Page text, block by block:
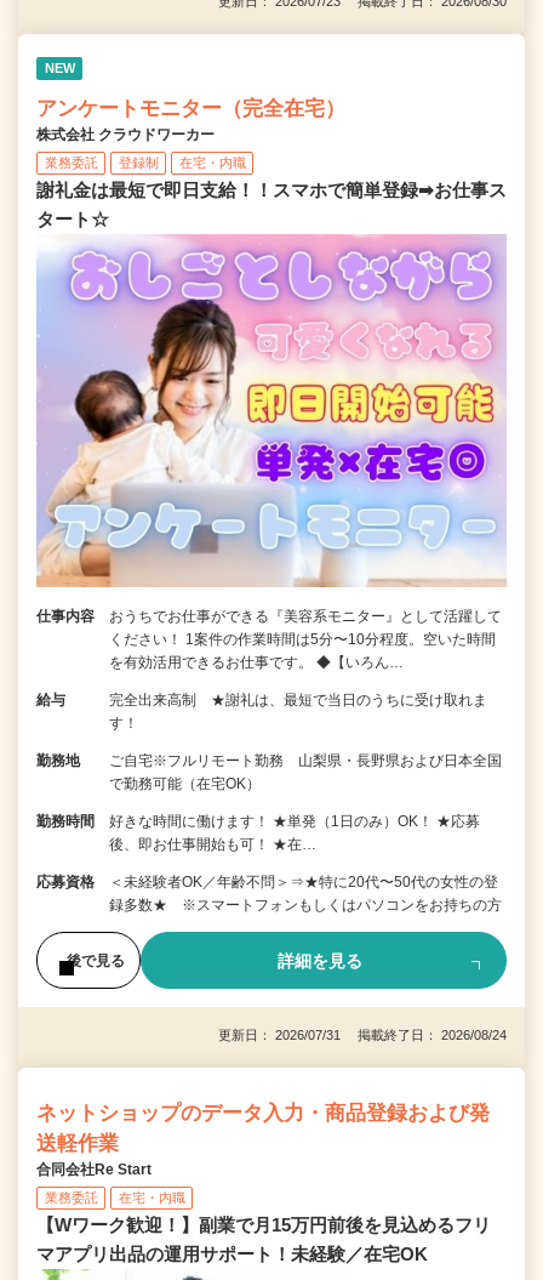
NEW
アンケートモニター（完全在宅）
株式会社 クラウドワーカー
業務委託 登録制 在宅・内職
謝礼金は最短で即日支給！！スマホで簡単登録➡お仕事ス
タート☆
仕事内容
おうちでお仕事ができる『美容系モニター』として活躍して
ください！ 1案件の作業時間は5分〜10分程度。空いた時間
を有効活用できるお仕事です。 ◆【いろん…
給与
完全出来高制 ★謝礼は、最短で当日のうちに受け取れま
す！
勤務地
ご自宅※フルリモート勤務 山梨県・長野県および日本全国
で勤務可能（在宅OK）
勤務時間
好きな時間に働けます！ ★単発（1日のみ）OK！ ★応募
後、即お仕事開始も可！ ★在…
応募資格
＜未経験者OK／年齢不問＞⇒★特に20代〜50代の女性の登
録多数★ ※スマートフォンもしくはパソコンをお持ちの方
後で見る 詳細を見る
更新日： 2026/07/31 掲載終了日： 2026/08/24
ネットショップのデータ入力・商品登録および発
送軽作業
合同会社Re Start
業務委託 在宅・内職
【Wワーク歓迎！】副業で月15万円前後を見込めるフリ
マアプリ出品の運用サポート！未経験／在宅OK